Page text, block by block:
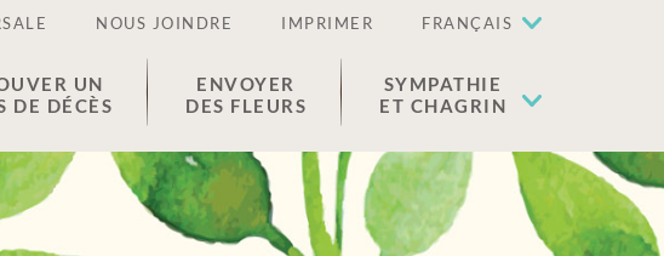
NOUS JOINDRE IMPRIMER FRANÇAIS
UN
DE DÉCÈS
ENVOYER
DES FLEURS
SYMPATHIE
ET CHAGRIN